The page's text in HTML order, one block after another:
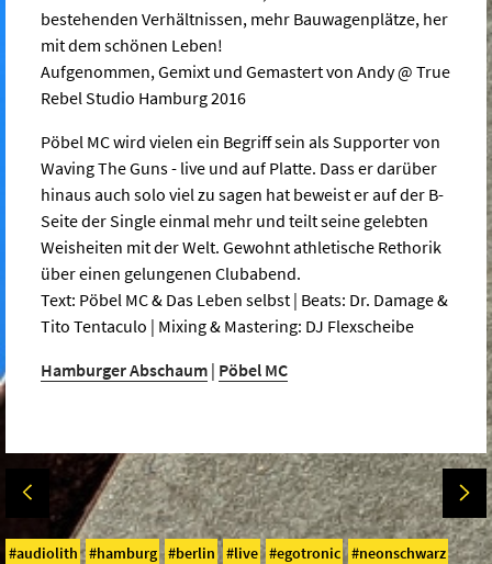
bestehenden Verhältnissen, mehr Bauwagenplätze, her
mit dem schönen Leben!
Aufgenommen, Gemixt und Gemastert von Andy @ True
Rebel Studio Hamburg 2016
Pöbel MC wird vielen ein Begriff sein als Supporter von
Waving The Guns - live und auf Platte. Dass er darüber
hinaus auch solo viel zu sagen hat beweist er auf der B-
Seite der Single einmal mehr und teilt seine gelebten
Weisheiten mit der Welt. Gewohnt athletische Rethorik
über einen gelungenen Clubabend.
Text: Pöbel MC & Das Leben selbst | Beats: Dr. Damage &
Tito Tentaculo | Mixing & Mastering: DJ Flexscheibe
Hamburger Abschaum | Pöbel MC
audiolith hamburg berlin live egotronic
neonschwarz